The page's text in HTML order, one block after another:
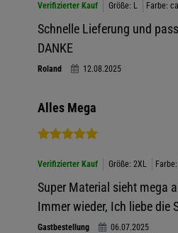
Verifizierter Kauf Größe: L Farbe:
Schnelle Lieferung und
DANKE
Roland 12.08.2025
Alles Mega
Verifizierter Kauf Größe: 2XL
Super Material sieht mega
Immer wieder, Ich liebe die
Gastbestellung 06.07.2025